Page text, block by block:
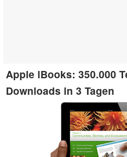
Apple iBooks: 350.000
Downloads in 3 Tagen